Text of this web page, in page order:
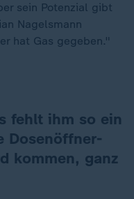
sein Potenzial gibt
Nagelsmann
hat Gas gegeben."
fehlt ihm so ein
Dosenöffner-
kommen, ganz